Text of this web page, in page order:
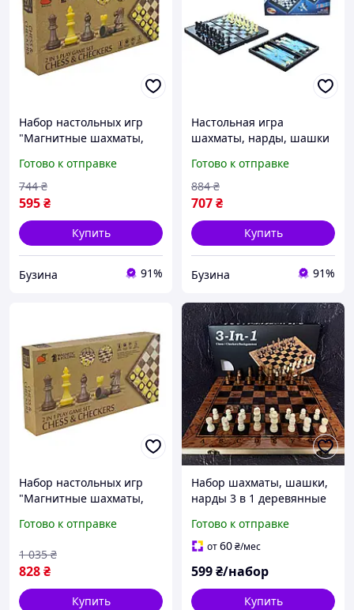
Набор настольных игр
"Магнитные шахматы,
24х24х2,5 см buzyna
Готово к отправке
595₴
744 ₴
Купить
Бузина 91%
Настольная игра
шахматы, нарды, шашки
Готово к отправке
707₴
884 ₴
Купить
Бузина 91%
Набор настольных игр
"Магнитные шахматы,
30,5х30,5х2 см buzyna
Готово к отправке
828₴
1 035 ₴
Купить
Набор шахматы, шашки,
нарды 3 в 1 деревянные
Готово к отправке
от60₴/мес
599₴/набор
Купить